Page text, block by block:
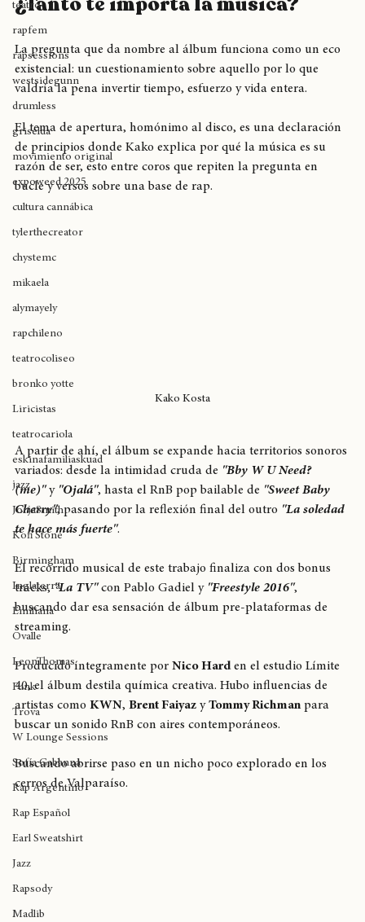
rap
teatro
rapfem
rapsessions
westsidegunn
drumless
griselda
movimiento original
expoweed 2025
cultura cannábica
tylerthecreator
chystemc
mikaela
alymayely
rapchileno
teatrocoliseo
bronko yotte
Liricistas
teatrocariola
eskinafamiliaskuad
jazz
JorjaSmith
Kofi Stone
Birmingham
Inglaterra
Emiliana
Ovalle
LeonThomas
Funk
Trova
W Lounge Sessions
Sofía Gabanna
Rap Argentino
Rap Español
Earl Sweatshirt
Jazz
Rapsody
¿Tanto te importa la música?
La pregunta que da nombre al álbum funciona como un eco
existencial: un cuestionamiento sobre aquello por lo que
El tema de apertura, homónimo al disco, es una declaración
de principios donde Kako explica por qué la música es su
razón de ser, esto entre coros que repiten la pregunta en
bucle y versos sobre una base de rap.
A partir de ahí, el álbum se expande hacia territorios sonoros
variados: desde la intimidad cruda de "Bby W U Need?
(me)" y "Ojalá", hasta el RnB pop bailable de "Sweet Baby
Cherry", pasando por la reflexión final del outro
te hace más fuerte"
El recorrido musical de este trabajo finaliza con dos bonus
tracks, "La TV" con Pablo Gadiel y "Freestyle 2016",
buscando dar esa sensación de álbum pre-plataformas de
streaming.
Producido íntegramente por Nico Hard en el estudio Límite
40, el álbum destila química creativa. Hubo influencias de
artistas como KWN, Brent Faiyaz y Tommy Richman
Buscando abrirse paso en un nicho poco explorado en los
cerros de Valparaíso.